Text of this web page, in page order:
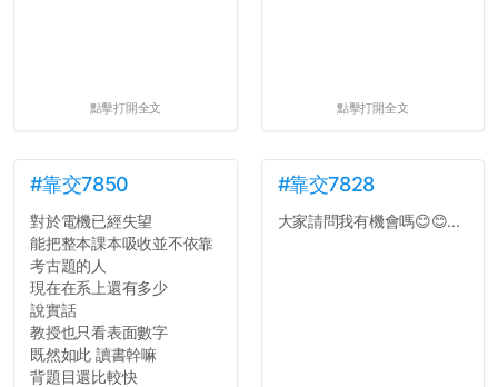
點擊打開全文 點擊打開全文
#靠交7850
對於電機已經失望
能把整本課本吸收並不依靠
考古題的人
現在在系上還有多少
說實話
教授也只看表面數字
既然如此 讀書幹嘛
背題目還比較快
#靠交7828
大家請問我有機會嗎😊😊...